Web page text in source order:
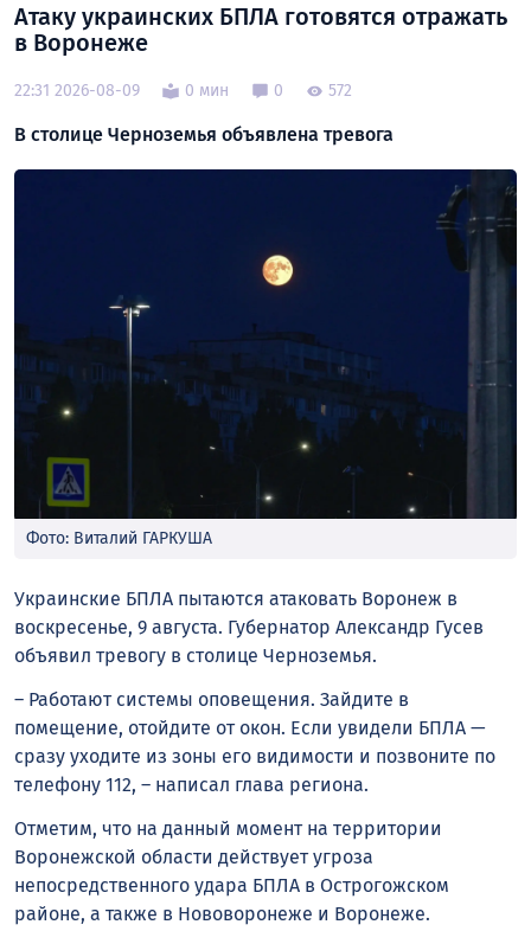
Атаку украинских БПЛА готовятся отражать
в Воронеже
22:31 2026-08-09 0 мин 0 572
В столице Черноземья объявлена тревога
Фото: Виталий ГАРКУША
Украинские БПЛА пытаются атаковать Воронеж в
воскресенье, 9 августа. Губернатор Александр Гусев
объявил тревогу в столице Черноземья.
– Работают системы оповещения. Зайдите в
помещение, отойдите от окон. Если увидели БПЛА —
сразу уходите из зоны его видимости и позвоните по
телефону 112, – написал глава региона.
Отметим, что на данный момент на территории
Воронежской области действует угроза
непосредственного удара БПЛА в Острогожском
районе, а также в Нововоронеже и Воронеже.